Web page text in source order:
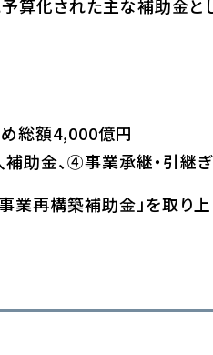
化された主な補助金と
総額4,000億円
助金、④事業承継・引継ぎ
再構築補助金」を取り上